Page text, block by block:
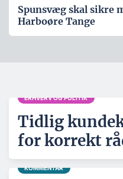
Spunsvæg skal sikre
Harboøre Tange
ERHVERV OG POLITIK
Tidlig
for korrekt
KOMMENTAR